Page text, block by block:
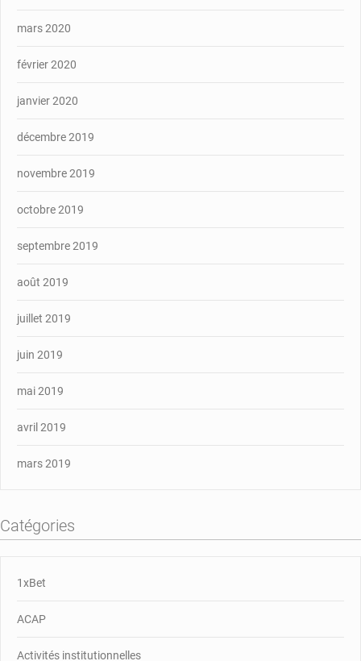
mars 2020
février 2020
janvier 2020
décembre 2019
novembre 2019
octobre 2019
septembre 2019
août 2019
juillet 2019
juin 2019
mai 2019
avril 2019
mars 2019
Catégories
1xBet
ACAP
Activités institutionnelles